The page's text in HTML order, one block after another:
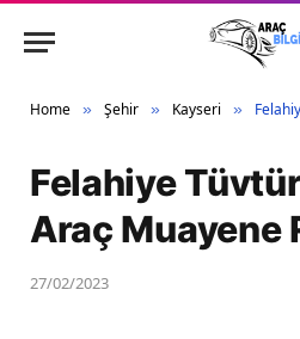
Home » Şehir » Kayseri » Felahiye
Felahiye
Araç Muayene
27/02/2023